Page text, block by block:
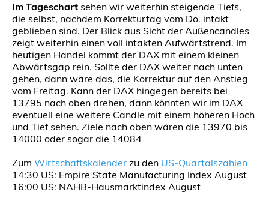
Im Tageschart sehen wir weiterhin steigende Tiefs,
die selbst, nachdem Korrekturtag vom Do. intakt
geblieben sind. Der Blick aus Sicht der Außencandles
zeigt weiterhin einen voll intakten Aufwärtstrend. Im
heutigen Handel kommt der DAX mit einem kleinen
Abwärtsgap rein. Sollte der DAX weiter nach unten
gehen, dann wäre das, die Korrektur auf den Anstieg
vom Freitag. Kann der DAX hingegen bereits bei
13795 nach oben drehen, dann könnten wir im DAX
eventuell eine weitere Candle mit einem höheren Hoch
und Tief sehen. Ziele nach oben wären die 13970 bis
14000 oder sogar die 14084
Zum Wirtschaftskalender zu den US-Quartalszahlen
14:30 US: Empire State Manufacturing Index August
16:00 US: NAHB-Hausmarktindex August